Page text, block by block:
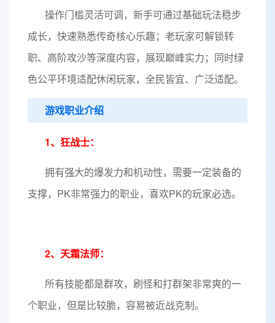
操作门槛灵活可调，新手可通过基础玩法稳步
成长，快速熟悉传奇核心乐趣；老玩家可解锁转
职、高阶攻沙等深度内容，展现巅峰实力；同时绿
色公平环境适配休闲玩家，全民皆宜、广泛适配。
游戏职业介绍
1、狂战士：
拥有强大的爆发力和机动性，需要一定装备的
支撑，PK非常强力的职业，喜欢PK的玩家必选。
2、 天霜法师：
所有技能都是群攻，刷怪和打群架非常爽的一
个职业，但是比较脆，容易被近战克制。